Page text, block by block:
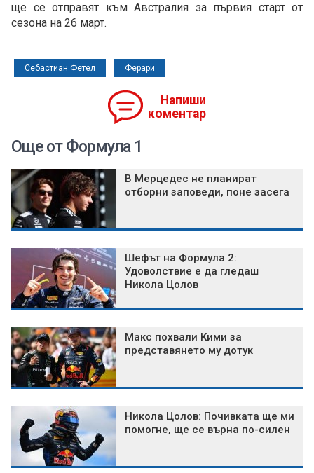
ще се отправят към Австралия за първия старт от
сезона на 26 март.
Себастиан Фетел Ферари
Напиши
коментар
Още от Формула 1
В Мерцедес не планират
отборни заповеди, поне засега
Шефът на Формула 2:
Удоволствие е да гледаш
Никола Цолов
Макс похвали Кими за
представянето му дотук
Никола Цолов: Почивката ще ми
помогне, ще се върна по-силен